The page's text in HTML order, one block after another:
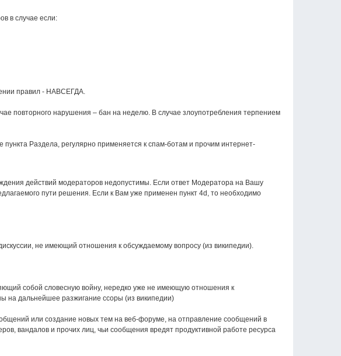
в случае если:
правил - НАВСЕГДА.
повторного нарушения – бан на неделю. В случае злоупотребления терпением
Раздела, регулярно применяется к спам-ботам и прочим интернет-
действий модераторов недопустимы. Если ответ Модератора на Вашу
пути решения. Если к Вам уже применен пункт 4d, то необходимо
не имеющий отношения к обсуждаемому вопросу (из википедии).
собой словесную войну, нередко уже не имеющую отношения к
на дальнейшее разжигание ссоры (из википедии)
или создание новых тем на веб-форуме, на отправление сообщений в
вандалов и прочих лиц, чьи сообщения вредят продуктивной работе ресурса